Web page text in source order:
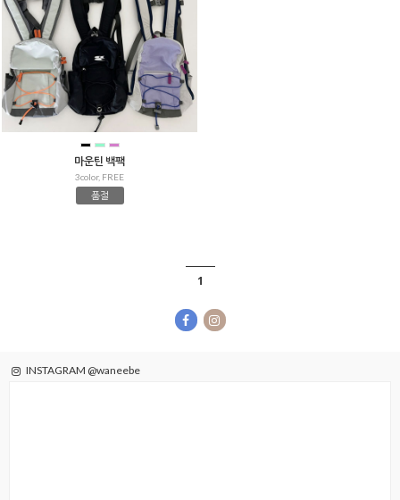
마운틴 백팩
3color, FREE
품절
1
INSTAGRAM @waneebe